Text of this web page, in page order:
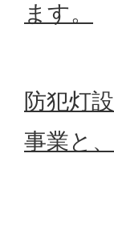
ます。
防犯灯
事業と